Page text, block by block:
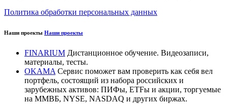
Политика обработки персональных данных
Наши проекты Наши проекты
FINARIUM Дистанционное обучение. Видеозаписи,
материалы, тесты.
OKAMA Сервис поможет вам проверить как себя вел
портфель, состоящий из набора российских и
зарубежных активов: ПИФы, ETFы и акции, торгуемые
на ММВБ, NYSE, NASDAQ и других биржах.